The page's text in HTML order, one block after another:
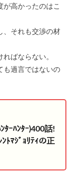
が高かったのはこ
、それも交渉の材
ばならない。
も過言ではないの
ﾀｰﾊﾝﾀｰ)400話!
ﾄﾏｼﾞｮﾘﾃｨの正